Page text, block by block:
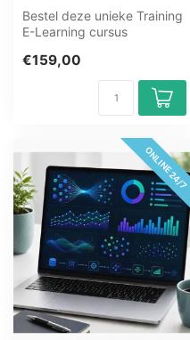
Bestel deze unieke Training
E-Learning cursus
Apache Kafka ...
€159,00
ONLINE 24/7